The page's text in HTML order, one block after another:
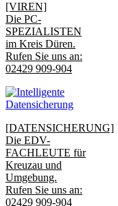
[VIREN]
Die PC-
SPEZIALISTEN
im Kreis Düren.
Rufen Sie uns an:
02429 909-904
[DATENSICHERUNG]
Die EDV-
FACHLEUTE für
Kreuzau und
Umgebung.
Rufen Sie uns an:
02429 909-904